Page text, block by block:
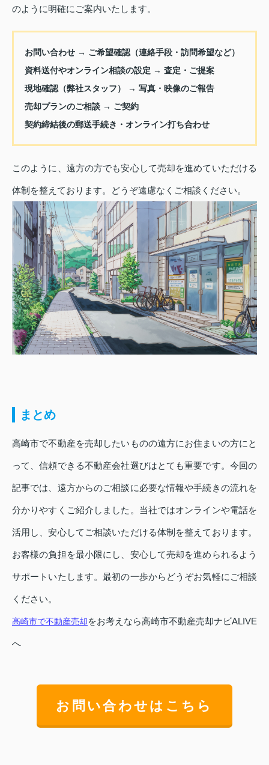
のように明確にご案内いたします。
お問い合わせ → ご希望確認（連絡手段・訪問希望など）
資料送付やオンライン相談の設定 → 査定・ご提案
現地確認（弊社スタッフ） → 写真・映像のご報告
売却プランのご相談 → ご契約
契約締結後の郵送手続き・オンライン打ち合わせ
このように、遠方の方でも安心して売却を進めていただける
体制を整えております。どうぞ遠慮なくご相談ください。
まとめ
高崎市で不動産を売却したいものの遠方にお住まいの方にと
って、信頼できる不動産会社選びはとても重要です。今回の
記事では、遠方からのご相談に必要な情報や手続きの流れを
分かりやすくご紹介しました。当社ではオンラインや電話を
活用し、安心してご相談いただける体制を整えております。
お客様の負担を最小限にし、安心して売却を進められるよう
サポートいたします。最初の一歩からどうぞお気軽にご相談
ください。
高崎市で不動産売却をお考えなら高崎市不動産売却ナビALIVE
へ
お問い合わせはこちら